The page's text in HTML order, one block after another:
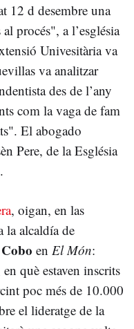
12 d desembre una
procés", a l’església
Univesitària va
va analitzar
des de l’any
com la vaga de fam
El abogado
Pere, de la Església
, oigan, en las
la alcaldía de
en El Món:
què estaven inscrits
poc més de 10.000
el lideratge de la